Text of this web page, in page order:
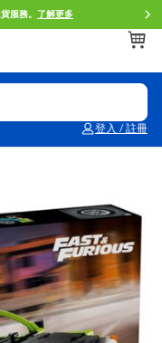
門店自取
登入 / 註冊